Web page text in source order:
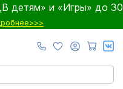
детям» и «Игры» до 30